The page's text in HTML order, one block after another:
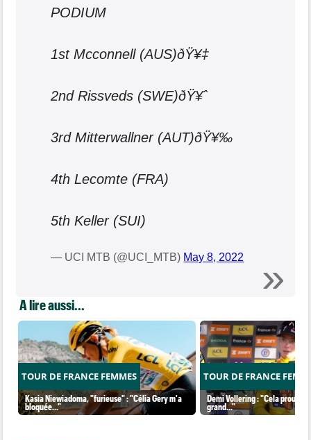
PODIUM
1st Mcconnell (AUS)ðŸ¥‡
2nd Rissveds (SWE)ðŸ¥ˆ
3rd Mitterwallner (AUT)ðŸ¥‰
4th Lecomte (FRA)
5th Keller (SUI)
— UCI MTB (@UCI_MTB) May 8, 2022
A lire aussi...
TOUR DE FRANCE FEMMES
Kasia Niewiadoma, "furieuse" : "Célia Gery m'a
bloquée..."
TOUR DE FRANCE
Demi Vollering : "Cela prouve
grand..."